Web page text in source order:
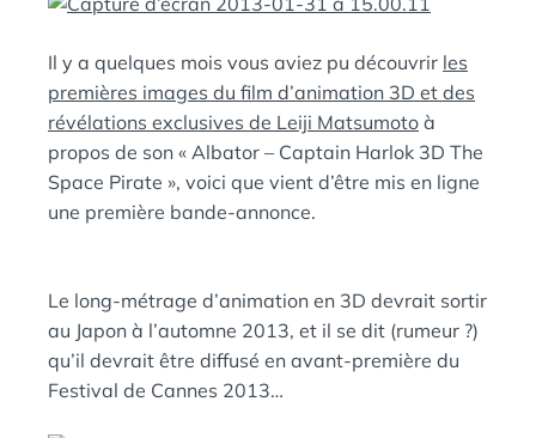
E
:
A
S
Il y a quelques mois vous aviez pu découvrir les
premières images du film d’animation 3D et des
révélations exclusives de Leiji Matsumoto à
propos de son « Albator – Captain Harlok 3D The
Space Pirate », voici que vient d’être mis en ligne
une première bande-annonce.
Le long-métrage d’animation en 3D devrait sortir
au Japon à l’automne 2013, et il se dit (rumeur ?)
qu’il devrait être diffusé en avant-première du
Festival de Cannes 2013…